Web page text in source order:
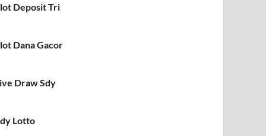
Deposit Tri
Dana Gacor
Draw Sdy
Lotto